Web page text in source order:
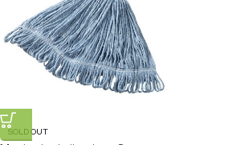
SOLD OUT